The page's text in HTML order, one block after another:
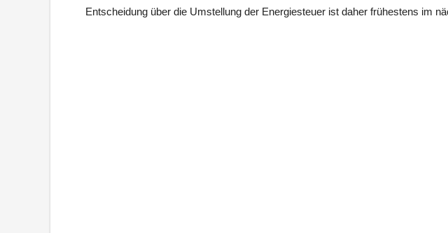
Entscheidung über die Umstellung der Energiesteuer ist daher frühestens im